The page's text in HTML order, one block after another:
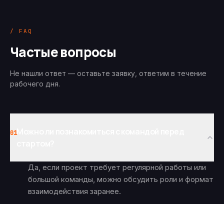
/ FAQ
Частые вопросы
Не нашли ответ — оставьте заявку, ответим в течение
рабочего дня.
01Можно ли познакомиться с командой перед
Да, если проект требует регулярной работы или
большой команды, можно обсудить роли и формат
взаимодействия заранее.